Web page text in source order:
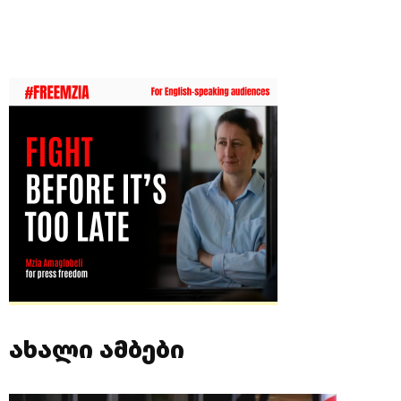
ახალი ამბები